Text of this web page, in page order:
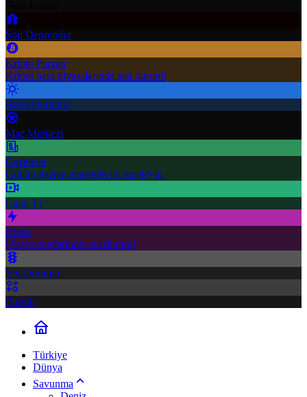
Son Depremler
Kripto Paralar
Kripto para piyasalarında son durum!
Hava Durumu
Maç Merkezi
Gazeteler
Günün gazete manşetlerini inceleyin.
Canlı Tv
Borsa
Hisse senetlerinde son durum!
Yol Durumu
Fikstür
Türkiye
Dünya
Savunma